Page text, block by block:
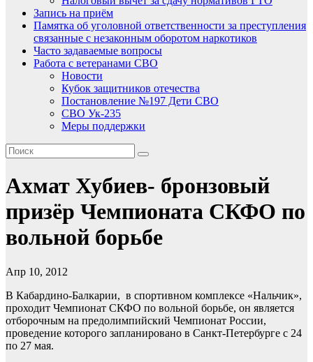
Запись на приём
Памятка об уголовной ответственности за преступления
связанные с незаконным оборотом наркотиков
Часто задаваемые вопросы
Работа с ветеранами СВО
Новости
Кубок защитников отечества
Постановление №197 Дети СВО
СВО Ук-235
Меры поддержки
Ахмат Хубиев- бронзовый
призёр Чемпионата СКФО по
вольной борьбе
Апр 10, 2012
В Кабардино-Балкарии, в спортивном комплексе «Нальчик»,
проходит Чемпионат СКФО по вольной борьбе, он является
отборочным на предолимпийский Чемпионат России,
проведение которого запланировано в Санкт-Петербурге с 24
по 27 мая.